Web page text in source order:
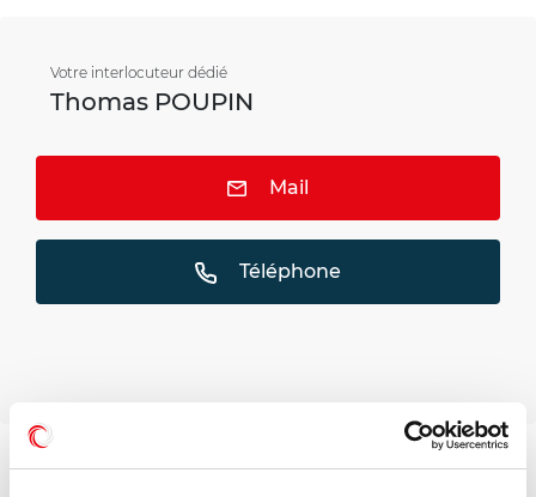
Votre interlocuteur dédié
Thomas POUPIN
Mail
Téléphone
Voir les offres similaires